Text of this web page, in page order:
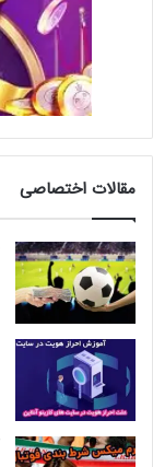
مقالات اختصاصی